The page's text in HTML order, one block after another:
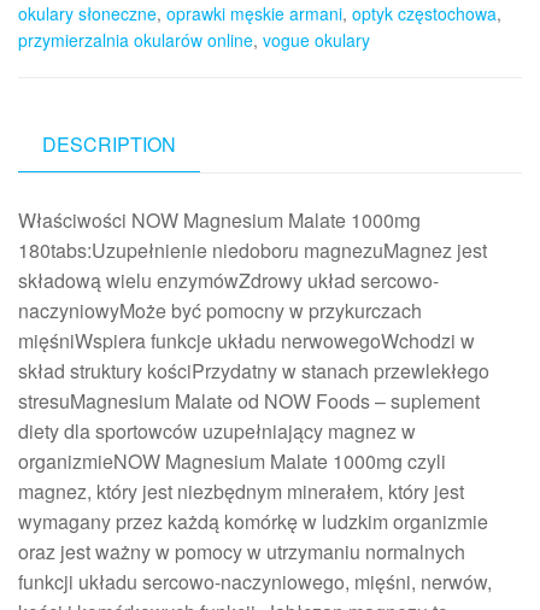
okulary słoneczne, oprawki męskie armani, optyk częstochowa,
przymierzalnia okularów online, vogue okulary
DESCRIPTION
Właściwości NOW Magnesium Malate 1000mg
180tabs:Uzupełnienie niedoboru magnezuMagnez jest
składową wielu enzymówZdrowy układ sercowo-
naczyniowyMoże być pomocny w przykurczach
mięśniWspiera funkcje układu nerwowegoWchodzi w
skład struktury kościPrzydatny w stanach przewlekłego
stresuMagnesium Malate od NOW Foods – suplement
diety dla sportowców uzupełniający magnez w
organizmieNOW Magnesium Malate 1000mg czyli
magnez, który jest niezbędnym minerałem, który jest
wymagany przez każdą komórkę w ludzkim organizmie
oraz jest ważny w pomocy w utrzymaniu normalnych
funkcji układu sercowo-naczyniowego, mięśni, nerwów,